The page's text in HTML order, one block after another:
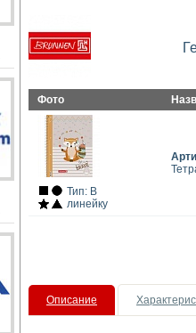
Фото
Тип: В
линейку
Описание